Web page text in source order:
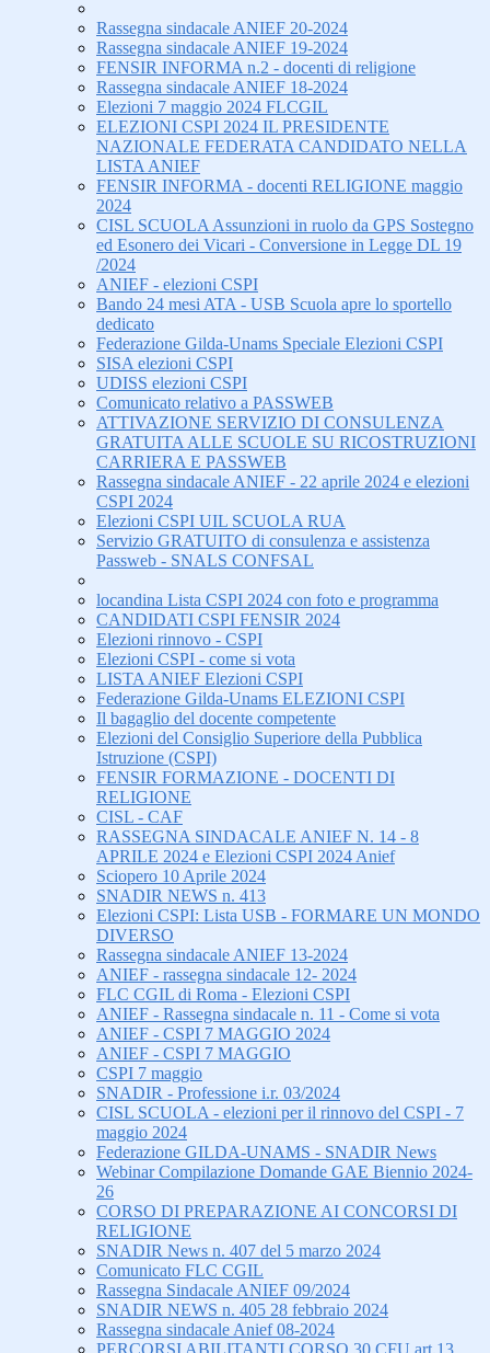
Rassegna sindacale ANIEF 20-2024
Rassegna sindacale ANIEF 19-2024
FENSIR INFORMA n.2 - docenti di religione
Rassegna sindacale ANIEF 18-2024
Elezioni 7 maggio 2024 FLCGIL
ELEZIONI CSPI 2024 IL PRESIDENTE
NAZIONALE FEDERATA CANDIDATO NELLA
LISTA ANIEF
FENSIR INFORMA - docenti RELIGIONE maggio
2024
CISL SCUOLA Assunzioni in ruolo da GPS Sostegno
ed Esonero dei Vicari - Conversione in Legge DL 19
/2024
ANIEF - elezioni CSPI
Bando 24 mesi ATA - USB Scuola apre lo sportello
dedicato
Federazione Gilda-Unams Speciale Elezioni CSPI
SISA elezioni CSPI
UDISS elezioni CSPI
Comunicato relativo a PASSWEB
ATTIVAZIONE SERVIZIO DI CONSULENZA
GRATUITA ALLE SCUOLE SU RICOSTRUZIONI
CARRIERA E PASSWEB
Rassegna sindacale ANIEF - 22 aprile 2024 e elezioni
CSPI 2024
Elezioni CSPI UIL SCUOLA RUA
Servizio GRATUITO di consulenza e assistenza
Passweb - SNALS CONFSAL
locandina Lista CSPI 2024 con foto e programma
CANDIDATI CSPI FENSIR 2024
Elezioni rinnovo - CSPI
Elezioni CSPI - come si vota
LISTA ANIEF Elezioni CSPI
Federazione Gilda-Unams ELEZIONI CSPI
Il bagaglio del docente competente
Elezioni del Consiglio Superiore della Pubblica
Istruzione (CSPI)
FENSIR FORMAZIONE - DOCENTI DI
RELIGIONE
CISL - CAF
RASSEGNA SINDACALE ANIEF N. 14 - 8
APRILE 2024 e Elezioni CSPI 2024 Anief
Sciopero 10 Aprile 2024
SNADIR NEWS n. 413
Elezioni CSPI: Lista USB - FORMARE UN MONDO
DIVERSO
Rassegna sindacale ANIEF 13-2024
ANIEF - rassegna sindacale 12- 2024
FLC CGIL di Roma - Elezioni CSPI
ANIEF - Rassegna sindacale n. 11 - Come si vota
ANIEF - CSPI 7 MAGGIO 2024
ANIEF - CSPI 7 MAGGIO
CSPI 7 maggio
SNADIR - Professione i.r. 03/2024
CISL SCUOLA - elezioni per il rinnovo del CSPI - 7
maggio 2024
Federazione GILDA-UNAMS - SNADIR News
Webinar Compilazione Domande GAE Biennio 2024-
26
CORSO DI PREPARAZIONE AI CONCORSI DI
RELIGIONE
SNADIR News n. 407 del 5 marzo 2024
Comunicato FLC CGIL
Rassegna Sindacale ANIEF 09/2024
SNADIR NEWS n. 405 28 febbraio 2024
Rassegna sindacale Anief 08-2024